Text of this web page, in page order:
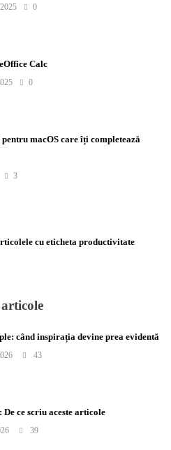
0
Calc
0
macOS care îți completează
3
cu eticheta productivitate
când inspirația devine prea evidentă
43
De ce scriu aceste articole
39